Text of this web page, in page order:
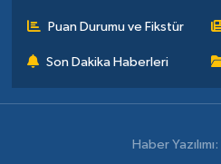
Puan Durumu ve Fikstür
Son Dakika Haberleri
Haber Yazılımı: